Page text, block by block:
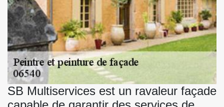
SB Multiservices est un ravaleur façade